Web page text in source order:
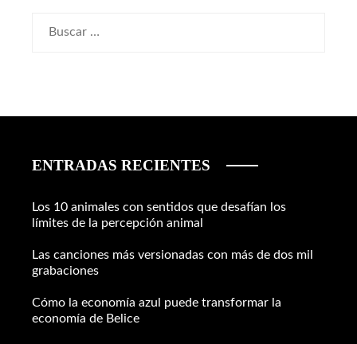
ENTRADAS RECIENTES
Los 10 animales con sentidos que desafían los
límites de la percepción animal
Las canciones más versionadas con más de dos mil
grabaciones
Cómo la economía azul puede transformar la
economía de Belice